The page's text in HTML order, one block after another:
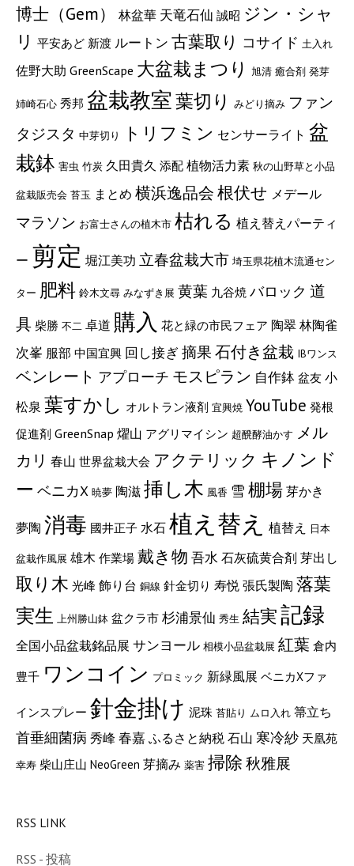
博士（Gem）
林盆華 天竜石仙 誠昭 ジン・シャ
リ 平安あど 新渡 ルートン 古葉取り コサイド 土入れ
佐野大助 GreenScape 大盆栽まつり 旭清 癒合剤 発芽
姉崎石心 秀邦 盆栽教室葉切り みどり摘み ファン
タジスタ 中芽切り トリフミン センサーライト 盆
栽鉢 害虫 竹炭 久田貴久 添配 植物活力素 秋の山野草と小品
盆栽販売会 苔玉 まとめ 横浜逸品会根伏せ メデール
マラソン お富士さんの植木市 枯れる 植え替えパーティ
ー 剪定 堀江美功 立春盆栽大市 埼玉県花植木流通セン
ター 肥料 鈴木文尋 みなずき展 黄葉 九谷焼 バロック 道
具 柴勝 不二 卓道 購入 花と緑の市民フェア 陶翠 林陶雀
次峯 服部 中国宜興 回し接ぎ摘果 石付き盆栽 IBワンス
ベンレート アプローチ モスピラン 自作鉢 盆友 小
松泉 葉すかし オルトラン液剤 宜興焼 YouTube 発根
促進剤 GreenSnap 燿山 アグリマイシン 超醗酵油かす メル
カリ 春山 世界盆栽大会 アクテリック キノンド
ー ベニカX 暁夢 陶滋挿し木 風香 雪 棚場 芽かき
夢陶 消毒 國井正子 水石 植え替え 植替え 日本
盆栽作風展 雄木 作業場 戴き物 吾水 石灰硫黄合剤 芽出し
取り木 光峰 飾り台 銅線 針金切り 寿悦 張氏製陶 落葉
実生 上州勝山鉢 盆クラ市 杉浦景仙 秀生 結実記録
全国小品盆栽銘品展 サンヨール 相模小品盆栽展 紅葉 倉内
豊千 ワンコイン プロミック 新緑風展 ベニカXファ
インスプレー 針金掛け 泥珠 苔貼り ムロ入れ 箒立ち
首垂細菌病 秀峰 春嘉ふるさと納税 石山 寒冷紗 天凰苑
幸寿 柴山庄山 NeoGreen 芽摘み 薬害 掃除 秋雅展
RSS LINK
RSS - 投稿